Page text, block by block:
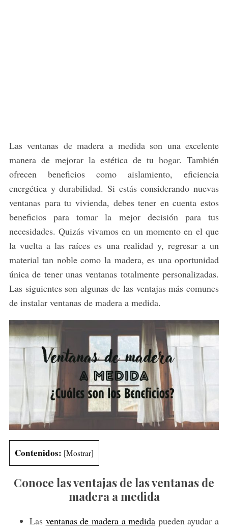
Las ventanas de madera a medida son una excelente
manera de mejorar la estética de tu hogar. También
ofrecen beneficios como aislamiento, eficiencia
energética y durabilidad. Si estás considerando nuevas
ventanas para tu vivienda, debes tener en cuenta estos
beneficios para tomar la mejor decisión para tus
necesidades. Quizás vivamos en un momento en el que
la vuelta a las raíces es una realidad y, regresar a un
material tan noble como la madera, es una oportunidad
única de tener unas ventanas totalmente personalizadas.
Las siguientes son algunas de las ventajas más comunes
de instalar ventanas de madera a medida.
Contenidos: [Mostrar]
Conoce las ventajas de las ventanas de
madera a medida
Las ventanas de madera a medida pueden ayudar a